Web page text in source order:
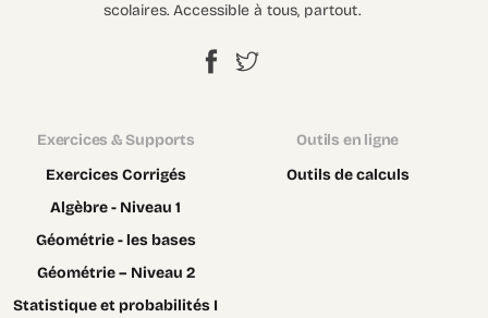
scolaires. Accessible à tous, partout.
Exercices & Supports
Exercices Corrigés
Algèbre - Niveau 1
Géométrie - les bases
Géométrie – Niveau 2
Statistique et probabilités I
Outils en ligne
Outils de calculs